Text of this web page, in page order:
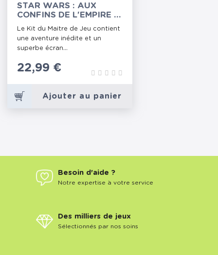
STAR WARS : AUX
CONFINS DE L'EMPIRE -
KIT DU MAITRE DE JEU
Le Kit du Maitre de Jeu contient
une aventure inédite et un
superbe écran...
Prix
22,99 €
Ajouter au panier
Besoin d'aide ?
Notre expertise à votre service
Des milliers de jeux
Sélectionnés par nos soins